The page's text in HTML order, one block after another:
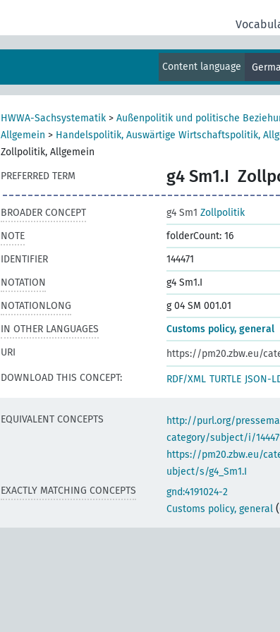
Content language
HWWA-Sachsystematik > Außenpolitik und politische
Allgemein > Handelspolitik, Auswärtige Wirtschaftspolitik,
Zollpolitik, Allgemein
PREFERRED TERM
g4 Sm1.I
BROADER CONCEPT g4 Sm1 Zollpolitik
NOTE
folderCount: 16
IDENTIFIER
144471
NOTATION
g4 Sm1.I
NOTATIONLONG
g 04 SM 001.01
IN OTHER LANGUAGES
Customs policy, general
URI
https://pm20.zbw.eu/
DOWNLOAD THIS CONCEPT:
RDF/XML TURTLE JSON-
EQUIVALENT CONCEPTS
http://purl.org/
category/subject/i/
https://pm20.zbw.eu/
ubject/s/g4_Sm1.I
EXACTLY MATCHING CONCEPTS gnd:4191024-2
Customs policy, general